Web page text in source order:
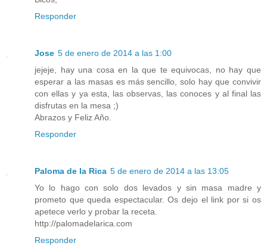
Responder
Jose 5 de enero de 2014 a las 1:00
jejeje, hay una cosa en la que te equivocas, no hay que
esperar a las masas es más sencillo, solo hay que convivir
con ellas y ya esta, las observas, las conoces y al final las
disfrutas en la mesa ;)
Abrazos y Feliz Año.
Responder
Paloma de la Rica 5 de enero de 2014 a las 13:05
Yo lo hago con solo dos levados y sin masa madre y
prometo que queda espectacular. Os dejo el link por si os
apetece verlo y probar la receta.
http://palomadelarica.com
Responder